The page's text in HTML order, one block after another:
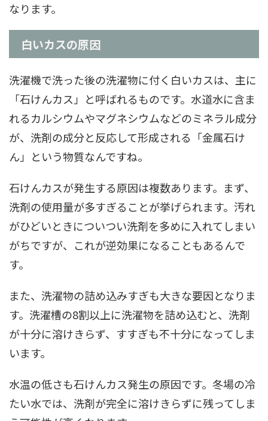
なります。
白いカスの原因
洗濯機で洗った後の洗濯物に付く白いカスは、主に
「石けんカス」と呼ばれるものです。水道水に含ま
れるカルシウムやマグネシウムなどのミネラル成分
が、洗剤の成分と反応して形成される「金属石け
ん」という物質なんですね。
石けんカスが発生する原因は複数あります。まず、
洗剤の使用量が多すぎることが挙げられます。汚れ
がひどいときについつい洗剤を多めに入れてしまい
がちですが、これが逆効果になることもあるんで
す。
また、洗濯物の詰め込みすぎも大きな要因となりま
す。洗濯槽の8割以上に洗濯物を詰め込むと、洗剤
が十分に溶けきらず、すすぎも不十分になってしま
います。
水温の低さも石けんカス発生の原因です。冬場の冷
たい水では、洗剤が完全に溶けきらずに残ってしま